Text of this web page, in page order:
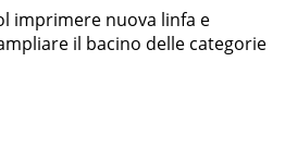
imprimere nuova linfa e
il bacino delle categorie